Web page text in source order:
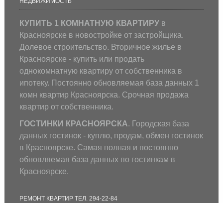
КУПИТЬ 1 КОМНАТНУЮ КВАРТИРУв
Красноярске в новостройке от застройщика.
Долевое строительство. Вторичное жилье в
Красноярске - купить или продать
однокомнатную квартиру от собственника в
ипотеку. Постоянно обновляемая база данных 1
комн квартир Красноярска. Срочная продажа
квартир от собственника.
ГОСТИНКИ КРАСНОЯРСКА. Городская база
данных гостинок - куплю, продам, обмен гостинок
в Красноярске. Самая полная и постоянно
обновляемая база данных по гостинкам в
Красноярске.
РЕМОНТ КВАРТИР ТЕЛ. 294-22-84